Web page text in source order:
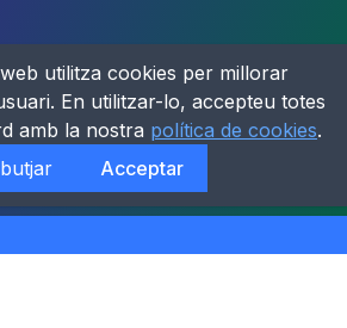
utilitza cookies per millorar
En utilitzar-lo, accepteu totes
amb la nostra política de cookies.
Acceptar